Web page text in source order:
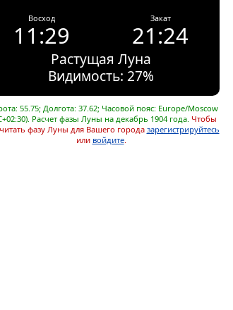
Восход
11:29
Закат
21:24
Растущая Луна
Видимость: 27%
55.75; Долгота: 37.62; Часовой пояс: Europe/Moscow
Расчет фазы Луны на декабрь 1904 года. Чтобы
фазу Луны для Вашего города зарегистрируйтесь
или войдите.